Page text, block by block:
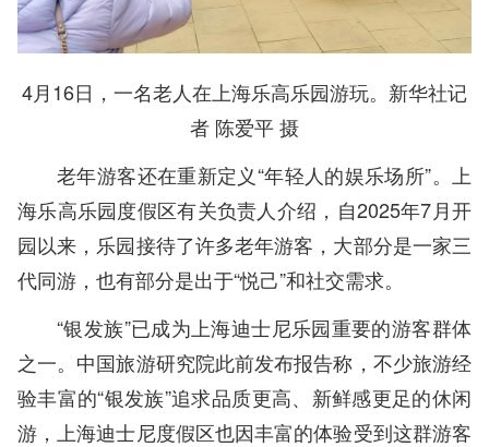
4月16日，一名老人在上海乐高乐园游玩。新华社记
者 陈爱平 摄
老年游客还在重新定义“年轻人的娱乐场所”。上
海乐高乐园度假区有关负责人介绍，自2025年7月开
园以来，乐园接待了许多老年游客，大部分是一家三
代同游，也有部分是出于“悦己”和社交需求。
“银发族”已成为上海迪士尼乐园重要的游客群体
之一。中国旅游研究院此前发布报告称，不少旅游经
验丰富的“银发族”追求品质更高、新鲜感更足的休闲
游，上海迪士尼度假区也因丰富的体验受到这群游客